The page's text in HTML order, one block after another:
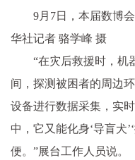
9月7日，本届数博
华社记者 骆学峰 摄
“在灾后救援时，机
间，探测被困者的周边
设备进行数据采集，实
中，它又能化身‘导盲犬
便。”展台工作人员说。